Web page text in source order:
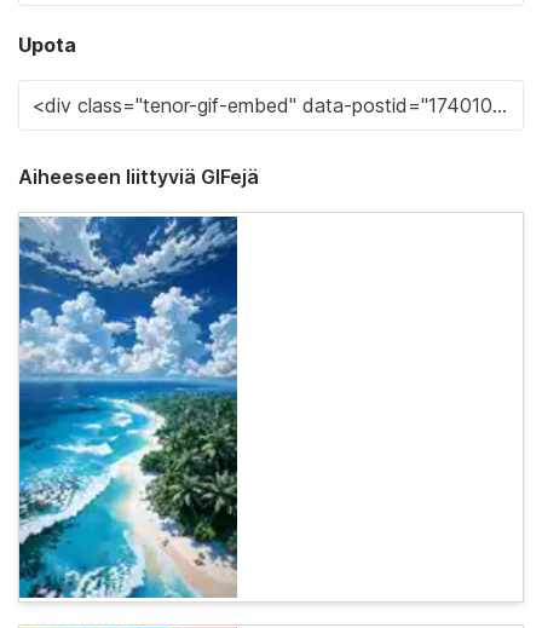
Upota
Aiheeseen liittyviä GIFejä